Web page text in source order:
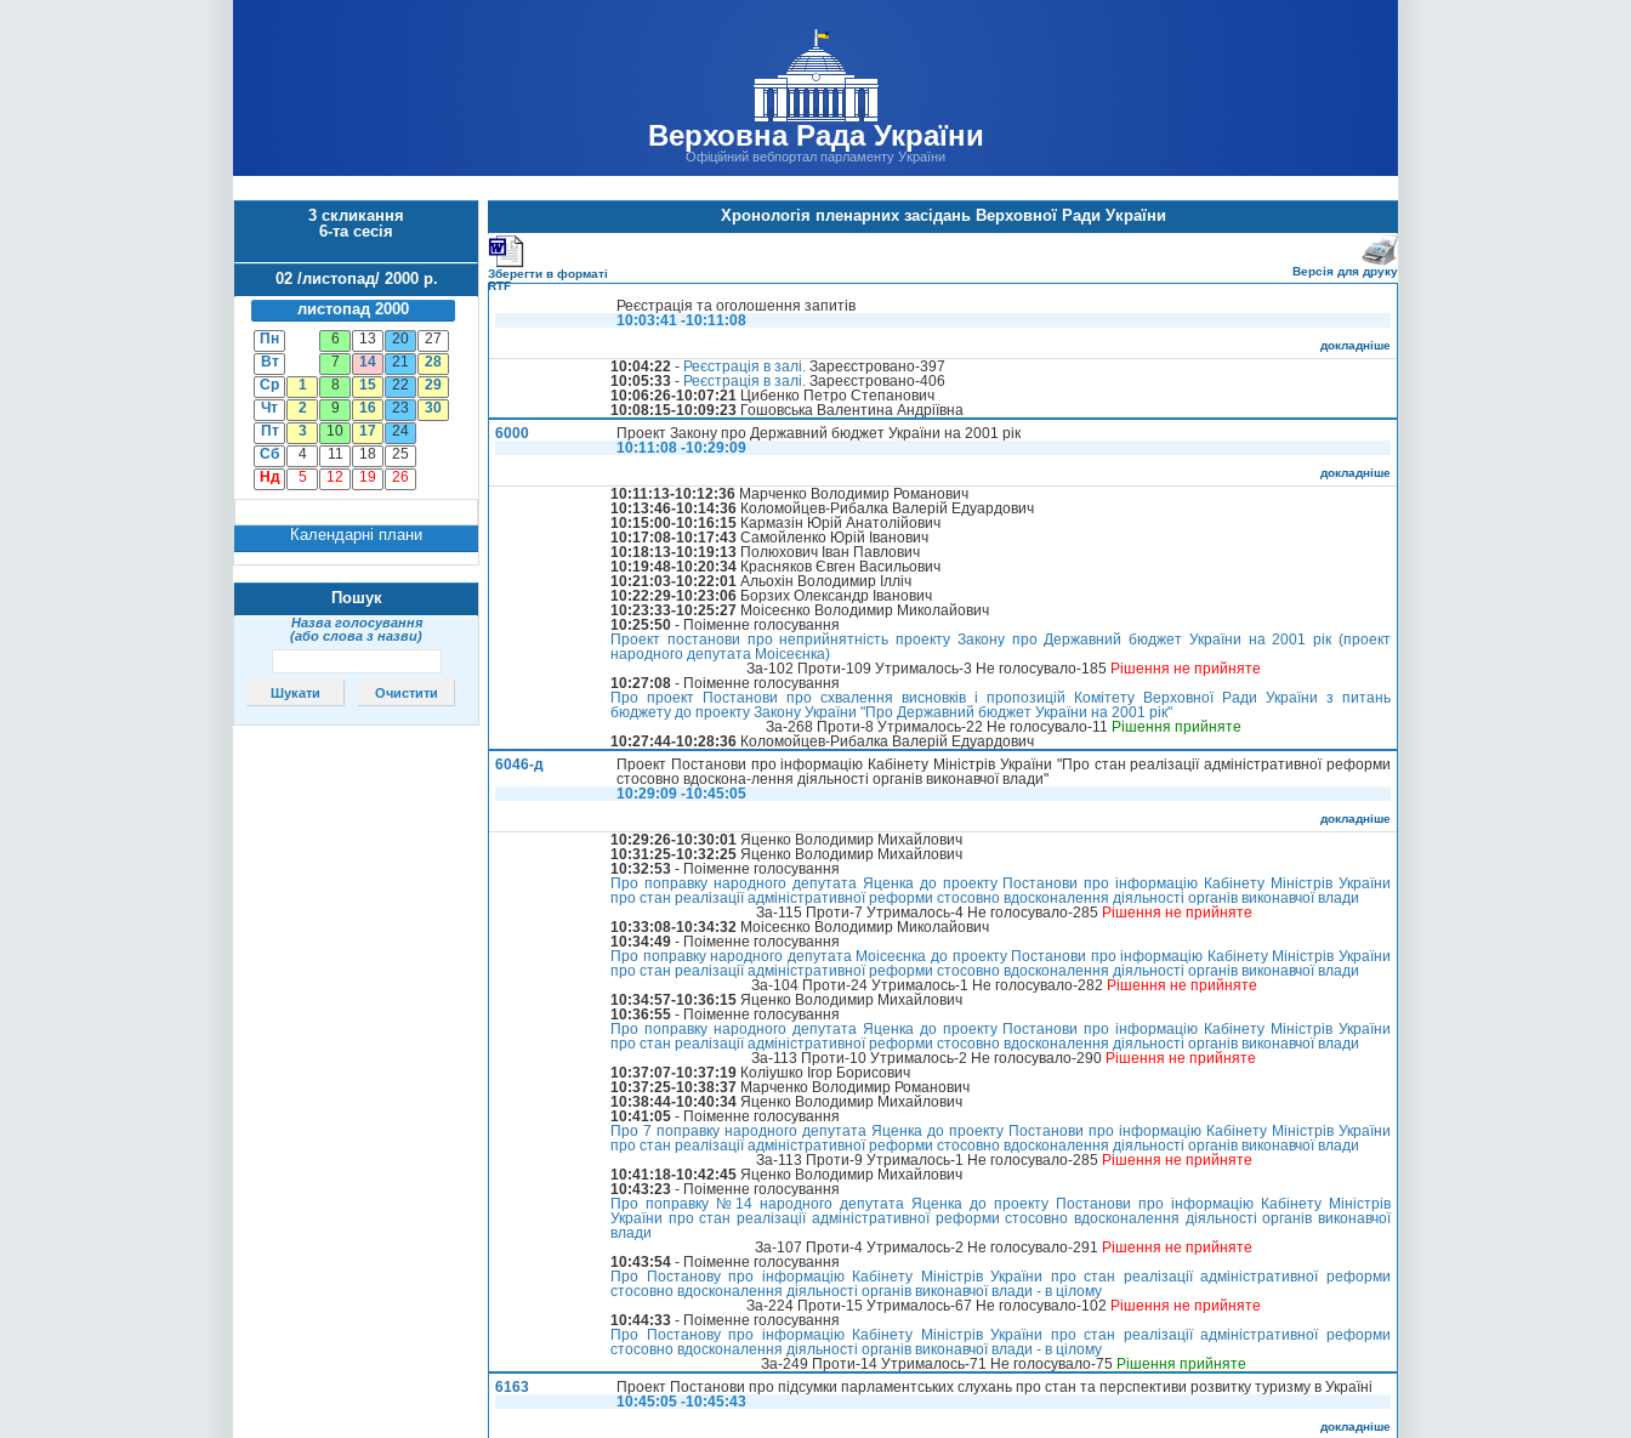
Верховна Рада України
Офіційний вебпортал парламенту України
3 скликання
6-та сесія
02 /листопад/ 2000 р.
листопад 2000
Пн 6 13 20
27
Вт
7 14 21
28
Ср
1 8 15 22
29
Чт
2 9 16 23
30
Пт
3 10 17
24
Сб
4 11 18
25
Нд
5 12 19 26
Календарні плани
Пошук
Назва голосування
(або слова з назви)
Хронологія пленарних засідань Верховної Ради України
Зберегти в форматі
RTF
Версія для друку
Реєстрація та оголошення запитів
10:03:41 -10:11:08
докладніше
10:04:22 - Реєстрація в залі. Зареєстровано-397
10:05:33 - Реєстрація в залі. Зареєстровано-406
10:06:26-10:07:21 Цибенко Петро Степанович
10:08:15-10:09:23 Гошовська Валентина Андріївна
6000
Проект Закону про Державний бюджет України на 2001 рік
10:11:08 -10:29:09
докладніше
10:11:13-10:12:36 Марченко Володимир Романович
10:13:46-10:14:36 Коломойцев-Рибалка Валерій Едуардович
10:15:00-10:16:15 Кармазін Юрій Анатолійович
10:17:08-10:17:43 Самойленко Юрій Іванович
10:18:13-10:19:13 Полюхович Іван Павлович
10:19:48-10:20:34 Красняков Євген Васильович
10:21:03-10:22:01 Альохін Володимир Ілліч
10:22:29-10:23:06 Борзих Олександр Іванович
10:23:33-10:25:27 Моісеєнко Володимир Миколайович
10:25:50 - Поіменне голосування
Проект постанови про неприйнятність проекту Закону про Державний бюджет України на 2001 рік (проект
народного депутата Моісеєнка)
За-102 Проти-109 Утрималось-3 Не голосувало-185 Рішення не прийняте
10:27:08 - Поіменне голосування
Про проект Постанови про схвалення висновків і пропозицій Комітету Верховної Ради України з питань
бюджету до проекту Закону України "Про Державний бюджет України на 2001 рік"
За-268 Проти-8 Утрималось-22 Не голосувало-11 Рішення прийняте
10:27:44-10:28:36 Коломойцев-Рибалка Валерій Едуардович
6046-д
Проект Постанови про інформацію Кабінету Міністрів України "Про стан реалізації адміністративної реформи
стосовно вдоскона-лення діяльності органів виконавчої влади"
10:29:09 -10:45:05
докладніше
10:29:26-10:30:01 Яценко Володимир Михайлович
10:31:25-10:32:25 Яценко Володимир Михайлович
10:32:53 - Поіменне голосування
Про поправку народного депутата Яценка до проекту Постанови про інформацію Кабінету Міністрів України
про стан реалізації адміністративної реформи стосовно вдосконалення діяльності органів виконавчої влади
За-115 Проти-7 Утрималось-4 Не голосувало-285 Рішення не прийняте
10:33:08-10:34:32 Моісеєнко Володимир Миколайович
10:34:49 - Поіменне голосування
Про поправку народного депутата Моісеєнка до проекту Постанови про інформацію Кабінету Міністрів України
про стан реалізації адміністративної реформи стосовно вдосконалення діяльності органів виконавчої влади
За-104 Проти-24 Утрималось-1 Не голосувало-282 Рішення не прийняте
10:34:57-10:36:15 Яценко Володимир Михайлович
10:36:55 - Поіменне голосування
Про поправку народного депутата Яценка до проекту Постанови про інформацію Кабінету Міністрів України
про стан реалізації адміністративної реформи стосовно вдосконалення діяльності органів виконавчої влади
За-113 Проти-10 Утрималось-2 Не голосувало-290 Рішення не прийняте
10:37:07-10:37:19 Коліушко Ігор Борисович
10:37:25-10:38:37 Марченко Володимир Романович
10:38:44-10:40:34 Яценко Володимир Михайлович
10:41:05 - Поіменне голосування
Про 7 поправку народного депутата Яценка до проекту Постанови про інформацію Кабінету Міністрів України
про стан реалізації адміністративної реформи стосовно вдосконалення діяльності органів виконавчої влади
За-113 Проти-9 Утрималось-1 Не голосувало-285 Рішення не прийняте
10:41:18-10:42:45 Яценко Володимир Михайлович
10:43:23 - Поіменне голосування
Про поправку №14 народного депутата Яценка до проекту Постанови про інформацію Кабінету Міністрів
України про стан реалізації адміністративної реформи стосовно вдосконалення діяльності органів виконавчої
влади
За-107 Проти-4 Утрималось-2 Не голосувало-291 Рішення не прийняте
10:43:54 - Поіменне голосування
Про Постанову про інформацію Кабінету Міністрів України про стан реалізації адміністративної реформи
стосовно вдосконалення діяльності органів виконавчої влади - в цілому
За-224 Проти-15 Утрималось-67 Не голосувало-102 Рішення не прийняте
10:44:33 - Поіменне голосування
Про Постанову про інформацію Кабінету Міністрів України про стан реалізації адміністративної реформи
стосовно вдосконалення діяльності органів виконавчої влади - в цілому
За-249 Проти-14 Утрималось-71 Не голосувало-75 Рішення прийняте
6163
Проект Постанови про підсумки парламентських слухань про стан та перспективи розвитку туризму в Україні
10:45:05 -10:45:43
докладніше